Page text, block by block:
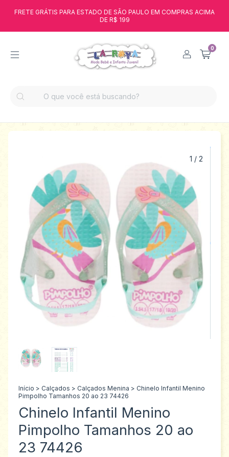
FRETE GRÁTIS PARA ESTADO DE SÃO PAULO EM COMPRAS ACIMA
DE R$ 199
0
1 / 2
Início > Calçados > Calçados Menina > Chinelo Infantil Menino
Pimpolho Tamanhos 20 ao 23 74426
Chinelo Infantil Menino
Pimpolho Tamanhos 20 ao
23 74426